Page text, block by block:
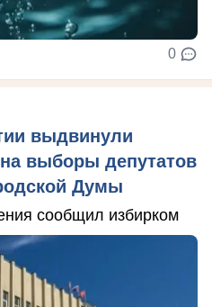
0
выдвинули
выборы депутатов
Думы
сообщил избирком